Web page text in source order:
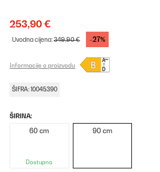
253,90 €
Uvodna cijena:349,90 € -27%
Informacije o proizvodu
ŠIFRA: 10045390
ŠIRINA:
60 cm
Dostupno
90 cm